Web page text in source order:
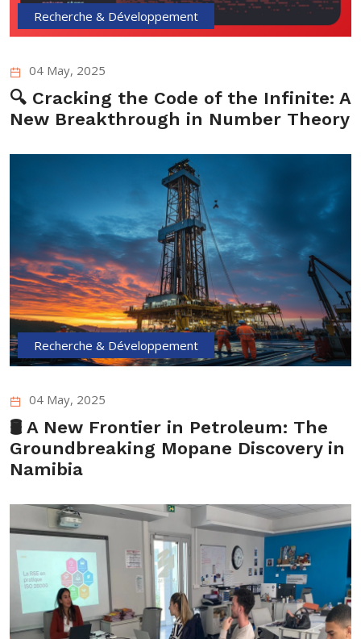
Recherche & Développement
04 May, 2025
🔍 Cracking the Code of the Infinite: A
New Breakthrough in Number Theory
Recherche & Développement
04 May, 2025
🛢️ A New Frontier in Petroleum: The
Groundbreaking Mopane Discovery in
Namibia